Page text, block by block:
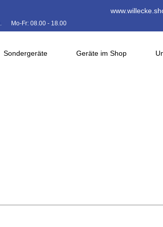
Mo-Fr: 08.00 - 18.00
Sondergeräte Geräte im Shop